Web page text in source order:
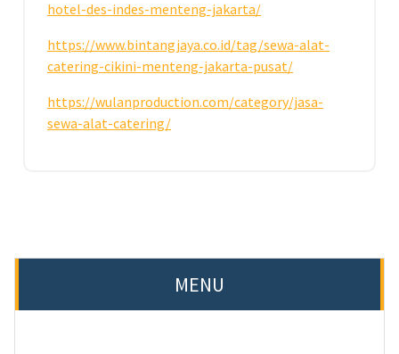
hotel-des-indes-menteng-jakarta/
https://www.bintangjaya.co.id/tag/sewa-alat-
catering-cikini-menteng-jakarta-pusat/
https://wulanproduction.com/category/jasa-
sewa-alat-catering/
MENU